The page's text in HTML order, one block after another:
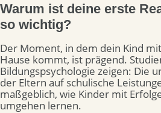
Warum ist deine erste
so wichtig?
Der Moment, in dem dein Kind
Hause kommt, ist prägend.
Bildungspsychologie zeigen: Die
der Eltern auf schulische
maßgeblich, wie Kinder mit
umgehen lernen.